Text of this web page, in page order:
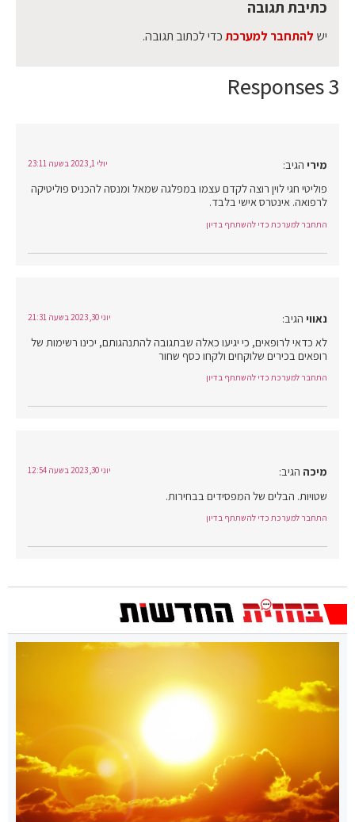
3 Responses
מירי הגיב: יולי 1, 2023 בשעה 23:11
פוליטי חגי לוין רוצה לקדם עצמו במפלגה שמאל ומנסה להכניס פוליטיקה
לרפואה. אינטרס אישי בלבד.
התחבר למערכת כדי להשתתף בדיון
נאווי הגיב: יוני 30, 2023 בשעה 21:31
לא כדאי לרופאים, כי יגיעו כאלה שבתגובה להתנהגותם, יכינו רשימות של
רופאים בכירים שלוקחים ולקחו כסף שחור
התחבר למערכת כדי להשתתף בדיון
מיכה הגיב: יוני 30, 2023 בשעה 12:54
שטויות. הבלים של המפסידים בבחירות.
התחבר למערכת כדי להשתתף בדיון
כתיבת תגובה
יש להתחבר למערכתכדי לכתוב תגובה.